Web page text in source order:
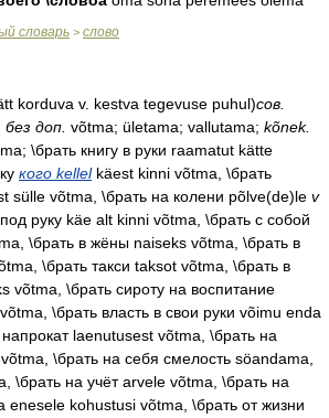
словарь > слово
korduva v. kestva tegevuse puhul)сов.
доп. võtma; ületama; vallutama; kõnek.
\брать книгу в руки raamatut kätte
кого kellelkäest kinni võtma, \брать
sülle võtma, \брать на колени põlve(de)le v
руку käe alt kinni võtma, \брать с собой
\брать в жёны naiseks võtma, \брать в
\брать такси taksot võtma, \брать в
võtma, \брать сироту на воспитание
\брать власть в свои руки võimu enda
laenutusest võtma, \брать на
\брать на себя смелость söandama,
\брать на учёт arvele võtma, \брать на
enesele kohustusi võtma, \брать от жизни